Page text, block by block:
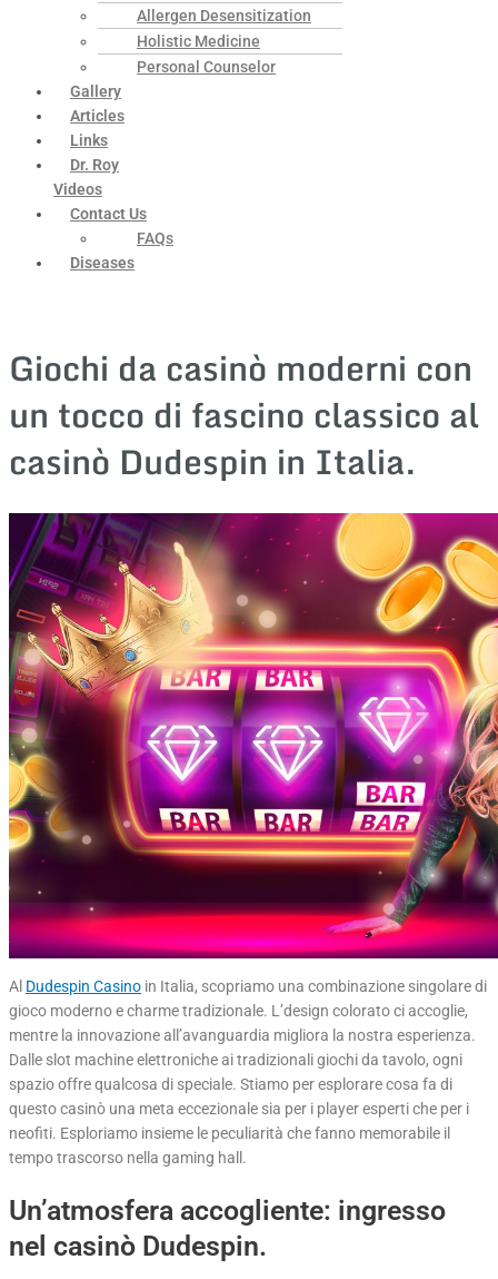
Allergen Desensitization
Holistic Medicine
Personal Counselor
Gallery
Articles
Links
Dr. Roy
Videos
Contact Us
FAQs
Diseases
Giochi da casinò moderni con
un tocco di fascino classico al
casinò Dudespin in Italia.
Al Dudespin Casino in Italia, scopriamo una combinazione singolare di
gioco moderno e charme tradizionale. L’design colorato ci accoglie,
mentre la innovazione all’avanguardia migliora la nostra esperienza.
Dalle slot machine elettroniche ai tradizionali giochi da tavolo, ogni
spazio offre qualcosa di speciale. Stiamo per esplorare cosa fa di
questo casinò una meta eccezionale sia per i player esperti che per i
neofiti. Esploriamo insieme le peculiarità che fanno memorabile il
tempo trascorso nella gaming hall.
Un’atmosfera accogliente: ingresso
nel casinò Dudespin.